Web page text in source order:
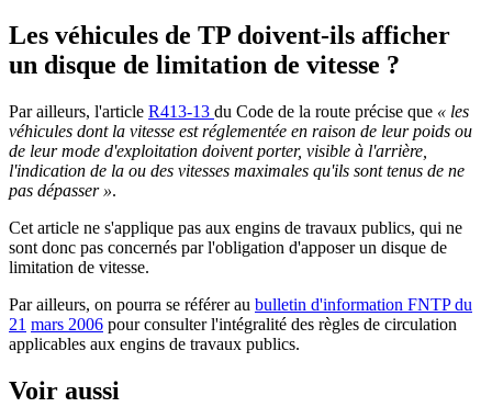
Les véhicules de TP doivent-ils afficher
un disque de limitation de vitesse ?
Par ailleurs, l'article R413-13 du Code de la route précise que « les
véhicules dont la vitesse est réglementée en raison de leur poids ou
de leur mode d'exploitation doivent porter, visible à l'arrière,
l'indication de la ou des vitesses maximales qu'ils sont tenus de ne
pas dépasser ».
Cet article ne s'applique pas aux engins de travaux publics, qui ne
sont donc pas concernés par l'obligation d'apposer un disque de
limitation de vitesse.
Par ailleurs, on pourra se référer au bulletin d'information FNTP du
21 mars 2006 pour consulter l'intégralité des règles de circulation
applicables aux engins de travaux publics.
Voir aussi